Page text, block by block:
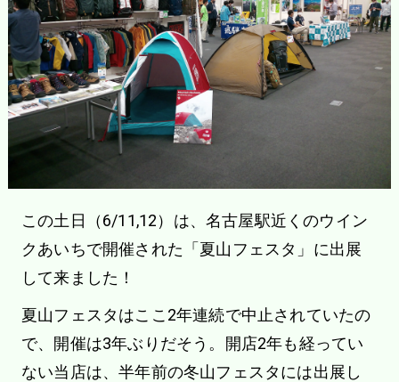
この土日（6/11,12）は、名古屋駅近くのウイン
クあいちで開催された「夏山フェスタ」に出展
して来ました！
夏山フェスタはここ2年連続で中止されていたの
で、開催は3年ぶりだそう。開店2年も経ってい
ない当店は、半年前の冬山フェスタには出展し